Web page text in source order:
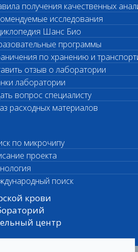
получения качественных
исследования
Шанс Био
программы
по хранению и
отзыв о лаборатории
лаборатории
вопрос специалисту
расходных материалов
по микрочипу
проекта
поиск
крови
центр
исследования
исследования